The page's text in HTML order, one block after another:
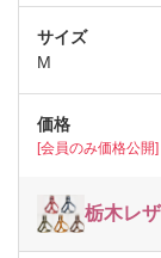
M
[会員のみ価格公開]
栃木レ